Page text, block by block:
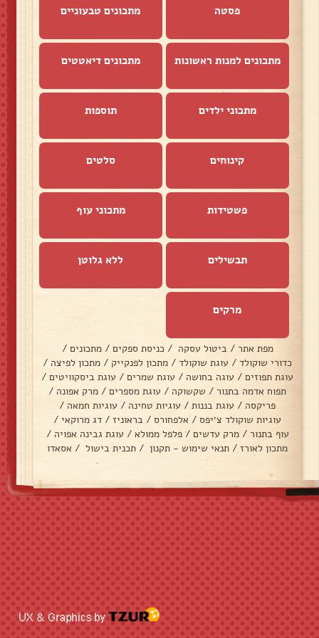
פסטה מתכונים טבעוניים
מתכונים למנות ראשונות מתכונים דיאטטים
מתכוני ילדים תוספות
קינוחים סלטים
פשטידות מתכוני עוף
תבשילים ללא גלוטן
מרקים
מפת אתר / ביטול עסקה / כניסת ספקים / מתכונים /
כדורי שוקולד / עוגת שוקולד / מתכון לפנקייק / מתכון לפיצה /
עוגת תפוזים / עוגה בחושה / עוגת שמרים / עוגת ביסקוויטים /
תפוח אדמה בתנור / שקשוקה / עוגת מספרים / מרק אפונה /
פריקסה / עוגת בננות / עוגיות טחינה / עוגיות חמאה /
עוגיות שוקולד צ׳יפס / אלפחורס / בראוניז / דג מרוקאי /
עוף בתנור / מרק עדשים / פלפל ממולא / עוגת גבינה אפויה /
מתכון לאורז / תנאי שימוש - תקנון / תכנית בישול / אסאדו